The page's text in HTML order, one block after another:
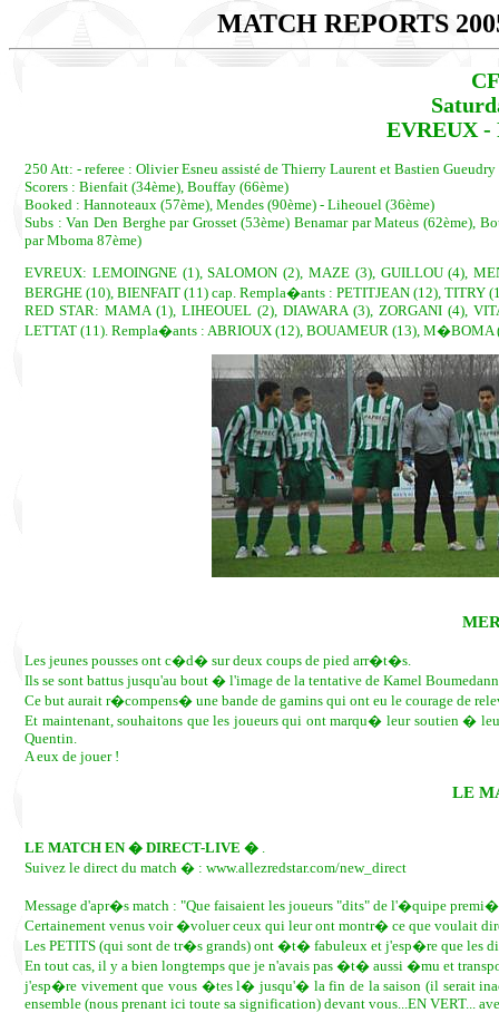
MATCH REPORTS
EVREUX -
250 Att: - referee : Olivier Esneu assisté de Thierry Laurent et Bastien Gueudry
Scorers : Bienfait (34ème), Bouffay (66ème)
Booked : Hannoteaux (57ème), Mendes (90ème) - Liheouel (36ème)
Subs : Van Den Berghe par Grosset (53ème) Benamar par Mateus
par Mboma 87ème)
EVREUX: LEMOINGNE (1), SALOMON (2), MAZE (3), GUILLOU (4),
BERGHE (10), BIENFAIT (11) cap. Rempla�ants : PETITJEAN (12),
RED STAR: MAMA (1), LIHEOUEL (2), DIAWARA (3), ZORGANI (4),
LETTAT (11). Rempla�ants : ABRIOUX (12), BOUAMEUR (13),
Les jeunes pousses ont c�d� sur deux coups de pied arr�t�s.
Ils se sont battus jusqu'au bout � l'image de la tentative de Kamel
Ce but aurait r�compens� une bande de gamins qui ont eu le courage de
Et maintenant, souhaitons que les joueurs qui ont marqu� leur soutien �
Quentin.
A eux de jouer !
LE
LE MATCH EN � DIRECT-LIVE �
Suivez le direct du match � : www.allezredstar.com/new_direct
Message d'apr�s match : "Que faisaient les joueurs "dits" de l'�quipe
Certainement venus voir �voluer ceux qui leur ont montr� ce que voulait
Les PETITS (qui sont de tr�s grands) ont �t� fabuleux et j'esp�re que les
En tout cas, il y a bien longtemps que je n'avais pas �t� aussi �mu et
j'esp�re vivement que vous �tes l� jusqu'� la fin de la saison (il serait
ensemble (nous prenant ici toute sa signification) devant vous...EN VERT...